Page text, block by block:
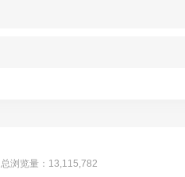
总浏览量：13,115,782